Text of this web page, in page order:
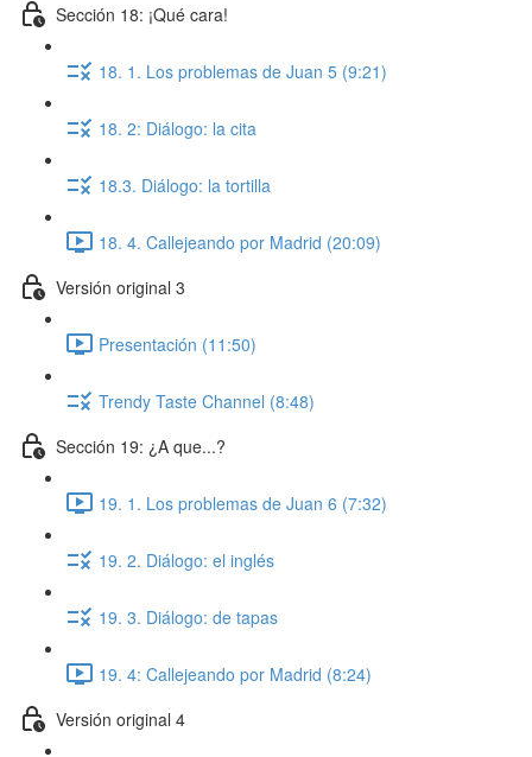
Sección 18: ¡Qué cara!
18. 1. Los problemas de Juan 5 (9:21)
18. 2: Diálogo: la cita
18.3. Diálogo: la tortilla
18. 4. Callejeando por Madrid (20:09)
Versión original 3
Presentación (11:50)
Trendy Taste Channel (8:48)
Sección 19: ¿A que...?
19. 1. Los problemas de Juan 6 (7:32)
19. 2. Diálogo: el inglés
19. 3. Diálogo: de tapas
19. 4: Callejeando por Madrid (8:24)
Versión original 4